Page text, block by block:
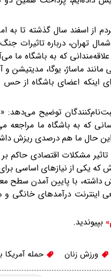
از اسفند سال گذشته تا به
تهران، درباره تاثیرات
که به باشگاه ما
ماساژ، یوگا، مدیتیشن
اعضای باشگاه از حس
توضیح
که به باشگاه ما مراجعه
این حال ما هم درصدی ریزش
مشکلات اقتصادی حاکم
که یکی از نیازهای اساسی
داشته، با پایین آمدن
اینترنت درآمدهای خانگی
بپیوندید.
ورزش زنان حمله آمریکا